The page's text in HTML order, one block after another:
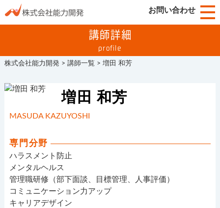
お問い合わせ
講師詳細
profile
株式会社能力開発 > 講師一覧 > 増田 和芳
増田 和芳
MASUDA KAZUYOSHI
専門分野
ハラスメント防止
メンタルヘルス
管理職研修（部下面談、目標管理、人事評価）
コミュニケーション力アップ
キャリアデザイン